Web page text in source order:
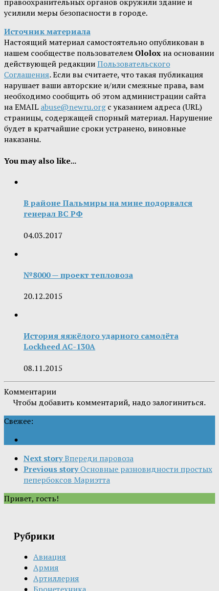
правоохранительных органов окружили здание и
усилили меры безопасности в городе.
Источник материала
Настоящий материал самостоятельно опубликован в
нашем сообществе пользователем Ololox на основании
действующей редакцииПользовательского
Соглашения. Если вы считаете, что такая публикация
нарушает ваши авторские и/или смежные права, вам
необходимо сообщить об этом администрации сайта
на EMAIL abuse@newru.orgс указанием адреса (URL)
страницы, содержащей спорный материал. Нарушение
будет в кратчайшие сроки устранено, виновные
наказаны.
You may also like...
В районе Пальмиры на мине подорвался
генерал ВС РФ
04.03.2017
№8000 — проект тепловоза
20.12.2015
История яяжёлого ударного самолёта
Lockheed AC-130A
08.11.2015
Комментарии
Чтобы добавить комментарий, надо залогиниться.
Свежее:
Next storyВпереди паровоза
Previous story Основные разновидности простых
пепербоксов Мариэтта
Привет, гость!
Рубрики
Авиация
Армия
Артиллерия